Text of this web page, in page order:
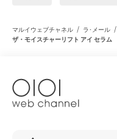
マルイウェブチャネル / ラ･メール /
ザ・モイスチャーリフト アイ セラム